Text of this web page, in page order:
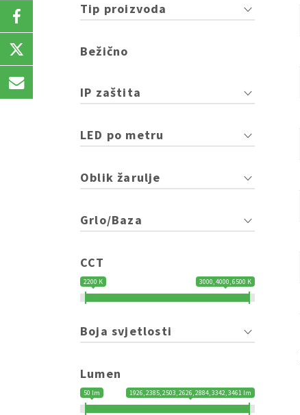
Tip proizvoda
Bežično
IP zaštita
LED po metru
Oblik žarulje
Grlo/Baza
CCT
2200 K 3000, 4000, 6500 K
Boja svjetlosti
Lumen
50 lm 1926, 2385, 2503, 2626, 2884, 3342, 3461 lm